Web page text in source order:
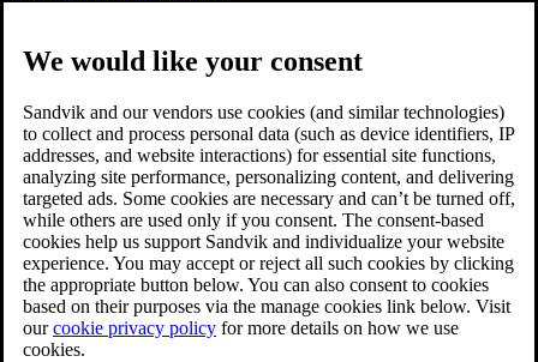
We would like your consent
Sandvik and our vendors use cookies (and similar technologies)
to collect and process personal data (such as device identifiers, IP
addresses, and website interactions) for essential site functions,
analyzing site performance, personalizing content, and delivering
targeted ads. Some cookies are necessary and can’t be turned off,
while others are used only if you consent. The consent-based
cookies help us support Sandvik and individualize your website
experience. You may accept or reject all such cookies by clicking
the appropriate button below. You can also consent to cookies
based on their purposes via the manage cookies link below. Visit
ourcookie privacy policy for more details on how we use
cookies.